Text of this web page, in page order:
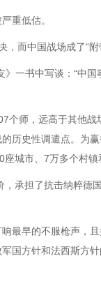
重低估。
而中国战场成了“附
一书中写谈：“中
个师，远高于其他
历史性调遣点。为
城市、7万多个村镇
承担了抗击纳粹德
最早的不服枪声，
国方针和法西斯方